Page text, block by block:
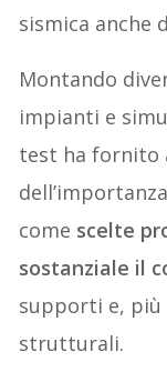
sismica anche
Montando
impianti e
test ha fornito
come scelte
sostanziale il
supporti e, più
strutturali.